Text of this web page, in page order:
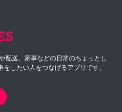
配送、家事などの日常のちょっとし
したい人をつなげるアプリです。